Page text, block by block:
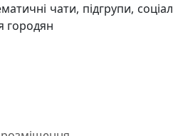
чати, підгрупи,
городян